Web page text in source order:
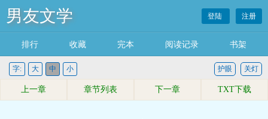
男友文学 登陆 注册
排行 收藏 完本 阅读记录 书架
字: 大 中 小 关灯
护眼
上一章 章节列表 下一章 TXT下载